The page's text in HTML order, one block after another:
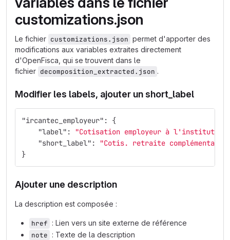
customizations.json
Le fichier customizations.json permet d'apporter des
modifications aux variables extraites directement
d'OpenFisca, qui se trouvent dans le
fichier decomposition_extracted.json .
Modifier les labels, ajouter un short_label
"ircantec_employeur" :
{
"label" :
"Cotisation employeur à
"short_label" :
"Cotis. retraite
}
Ajouter une description
La description est composée :
href : Lien vers un site externe de référence
note : Texte de la description